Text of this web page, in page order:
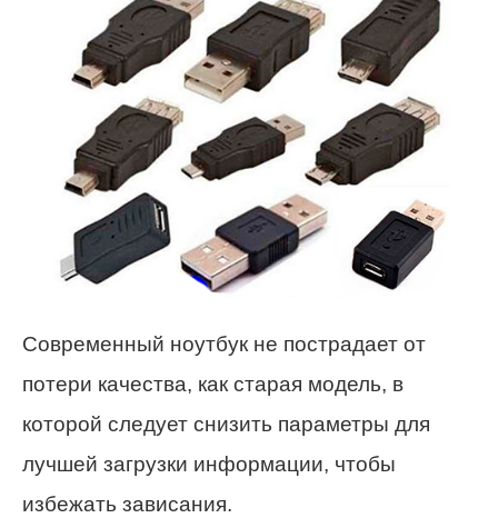
Современный ноутбук не пострадает от
потери качества, как старая модель, в
которой следует снизить параметры для
лучшей загрузки информации, чтобы
избежать зависания.